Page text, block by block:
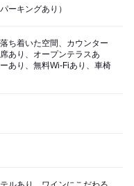
ーキングあり）
ち着いた空間、カウンター
あり、オープンテラスあ
あり、無料Wi-Fiあり、車椅